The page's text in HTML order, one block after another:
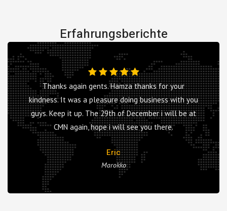
Erfahrungsberichte
Thanks again gents. Hamza thanks for your
kindness. It was a pleasure doing business with you
guys. Keep it up. The 29th of December i will be at
CMN again, hope i will see you there.
Eric
Marokko